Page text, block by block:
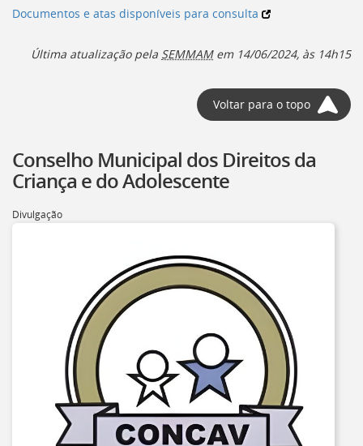
Documentos e atas disponíveis para consulta
Última atualização pela SEMMAMem 14/06/2024, às 14h15
Voltar para o topo
Conselho Municipal dos Direitos da
Criança e do Adolescente
Divulgação